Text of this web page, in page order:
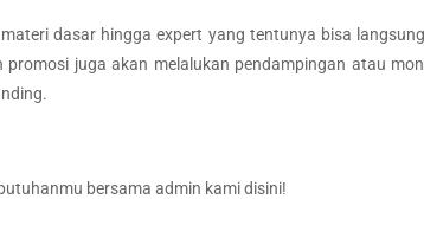
dasar hingga expert yang tentunya bisa
juga akan melalukan pendampingan atau
bersama admin kami disini!